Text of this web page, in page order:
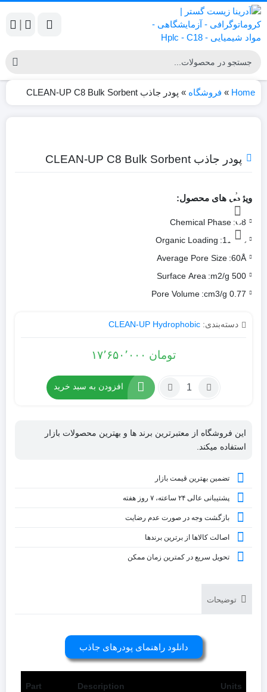
Home
» فروشگاه » پودر جاذب CLEAN-UP C8 Bulk Sorbent
پودر جاذب CLEAN-UP C8 Bulk Sorbent
ویژگی های محصول:
C8:
Chemical Phase
11.1%:
Organic Loading
60Å:
Average Pore Size
500 m2/g:
Surface Area
0.77 cm3/g:
Pore Volume
دسته‌بندی: CLEAN-UP Hydrophobic
تومان
افزودن به سبد خرید
این فروشگاه از معتبرترین برند ها و بهترین محصولات بازار
استفاده میکند.
تضمین بهترین قیمت بازار
پشتیبانی عالی ۲۴ ساعته، ۷ روز هفته
بازگشت وجه در صورت عدم رضایت
اصالت کالاها از برترین برندها
تحویل سریع در کمترین زمان ممکن
توضیحات
دانلود راهنمای پودرهای جاذب
Units
Description
Part